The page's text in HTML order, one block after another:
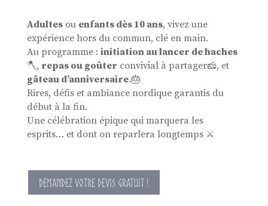
Adultesou enfants dès 10 ans, vivez une
expérience hors du commun, clé en main.
Au programme : initiation au lancer de haches
🪓, repas ou goûter convivial à partager🧀, et
gâteau d’anniversaire.🎂
Rires, défis et ambiance nordique garantis du
début à la fin.
Une célébration épique qui marquera les
esprits… et dont on reparlera longtemps ⚔️
DEMANDEZ VOTRE DEVIS GRATUIT !